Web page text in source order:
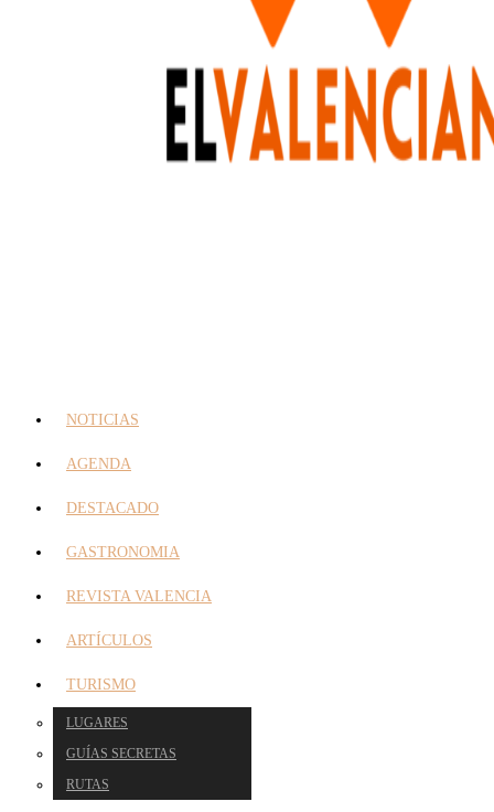
NOTICIAS
AGENDA
DESTACADO
GASTRONOMIA
REVISTA VALENCIA
ARTÍCULOS
TURISMO
LUGARES
GUÍAS SECRETAS
RUTAS